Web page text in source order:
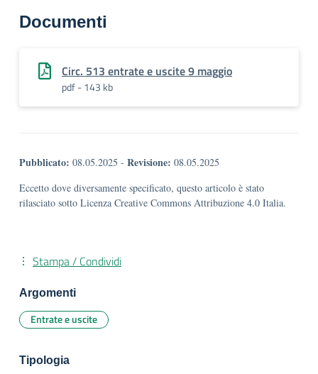
Documenti
Circ. 513 entrate e uscite 9 maggio
pdf - 143 kb
Pubblicato: 08.05.2025 - Revisione: 08.05.2025
Eccetto dove diversamente specificato, questo articolo è stato
rilasciato sotto Licenza Creative Commons Attribuzione 4.0 Italia.
Stampa / Condividi
Argomenti
Entrate e uscite
Tipologia